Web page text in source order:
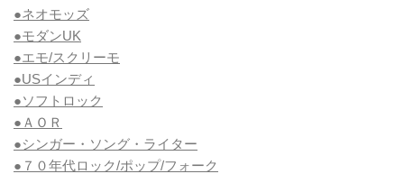
●ネオモッズ
●モダンUK
●エモ/スクリーモ
●USインディ
●ソフトロック
●ＡＯＲ
●シンガー・ソング・ライター
●７０年代ロック/ポップ/フォーク